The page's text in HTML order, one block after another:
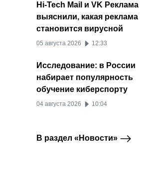
Hi-Tech Mail и VK Реклама
выяснили, какая реклама
становится вирусной
05 августа 2026 12:33
Исследование: в России
набирает популярность
обучение киберспорту
04 августа 2026 10:04
В раздел «Новости»